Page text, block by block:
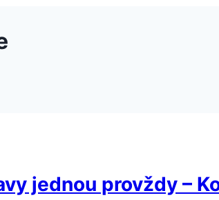
jednou provždy –